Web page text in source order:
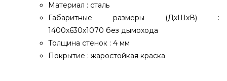
Материал : сталь
Габаритные размеры (ДхШхВ) :
1400х630х1070 без дымохода
Толщина стенок : 4 мм
Покрытие : жаростойкая краска